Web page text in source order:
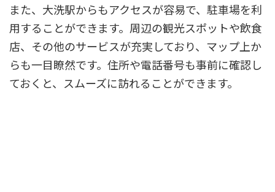
また、大洗駅からもアクセスが容易で、駐車場を利
用することができます。周辺の観光スポットや飲食
店、その他のサービスが充実しており、マップ上か
らも一目瞭然です。住所や電話番号も事前に確認し
ておくと、スムーズに訪れることができます。